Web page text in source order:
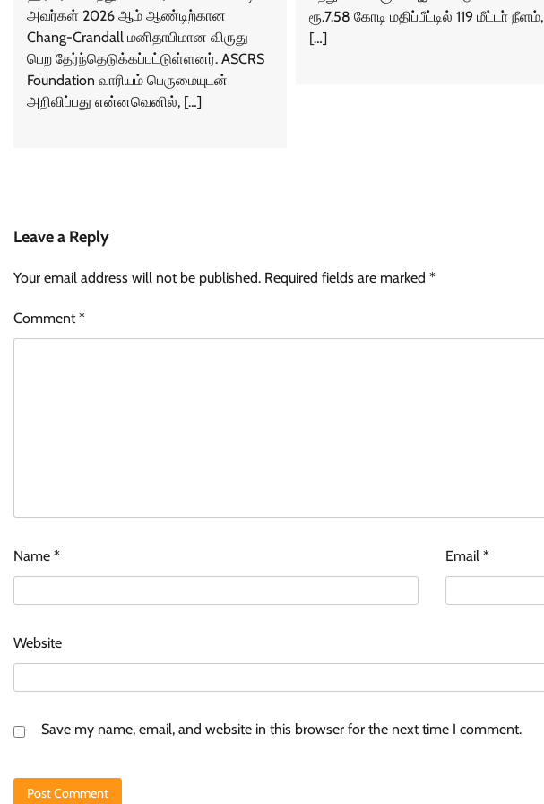
அவர்கள் 2026 ஆம் ஆண்டிற்கான
Chang-Crandall மனிதாபிமான விருது
பெற தேர்ந்தெடுக்கப்பட்டுள்ளனர். ASCRS
Foundation வாரியம் பெருமையுடன்
அறிவிப்பது என்னவெனில், […]
ரூ.7.58 கோடி மதிப்பீட்டில் 119 மீட்டா் நீளம்,
[…]
Leave a Reply
Your email address will not be published. Required fields are marked *
Comment*
Name * Email*
Website
Save my name, email, and website in this browser for the next time I comment.